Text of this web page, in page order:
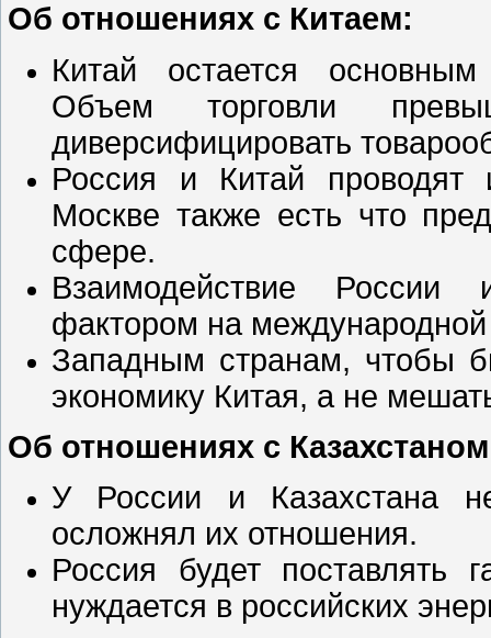
Об отношениях с Китаем:
Китай остается
Объем торговли
диверсифицировать
Россия и Китай проводят
Москве также есть что
сфере.
Взаимодействие
фактором на международной
Западным странам, чтобы
экономику Китая, а не
Об отношениях с
У России и Казахстана
осложнял их отношения.
Россия будет поставлять
нуждается в российских